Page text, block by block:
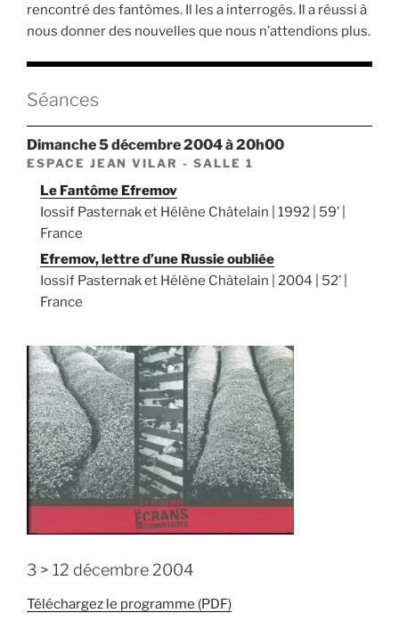
rencontré des fantômes. Il les a interrogés. Il a réussi à
nous donner des nouvelles que nous n’attendions plus.
Séances
dimanche 5 décembre 2004 à 20h00
ESPACE JEAN VILAR - SALLE 1
Le Fantôme Efremov
Iossif Pasternak et Hélène Châtelain | 1992 | 59’ |
France
Efremov, lettre d’une Russie oubliée
Iossif Pasternak et Hélène Châtelain | 2004 | 52’ |
France
3 > 12 décembre 2004
Téléchargez le programme (PDF)